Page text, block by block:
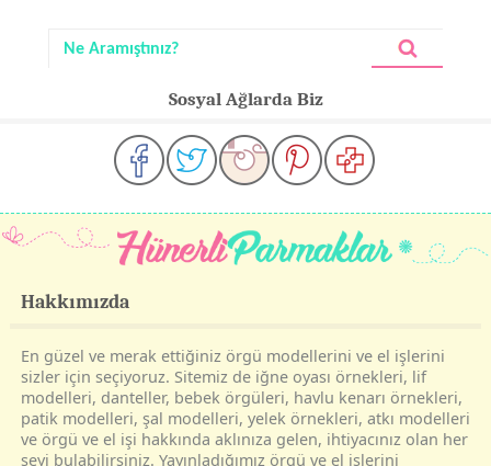
Sosyal Ağlarda Biz
Hakkımızda
En güzel ve merak ettiğiniz örgü modellerini ve el işlerini
sizler için seçiyoruz. Sitemiz de iğne oyası örnekleri, lif
modelleri, danteller, bebek örgüleri, havlu kenarı örnekleri,
patik modelleri, şal modelleri, yelek örnekleri, atkı modelleri
ve örgü ve el işi hakkında aklınıza gelen, ihtiyacınız olan her
şeyi bulabilirsiniz. Yayınladığımız örgü ve el işlerini